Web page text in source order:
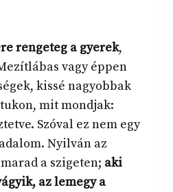
rengeteg a gyerek,
vagy éppen
kissé nagyobbak
mit mondjak:
Szóval ez nem egy
Nyilván az
a szigeten; aki
az lemegy a